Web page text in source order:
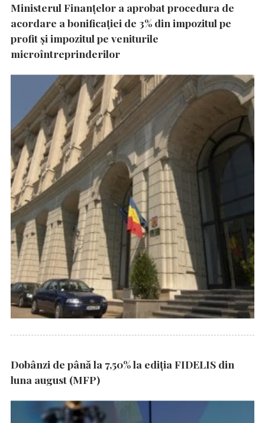
Ministerul Finanțelor a aprobat procedura de
acordare a bonificației de 3% din impozitul pe
profit și impozitul pe veniturile
microîntreprinderilor
Dobânzi de până la 7,50% la ediția FIDELIS din
luna august (MFP)